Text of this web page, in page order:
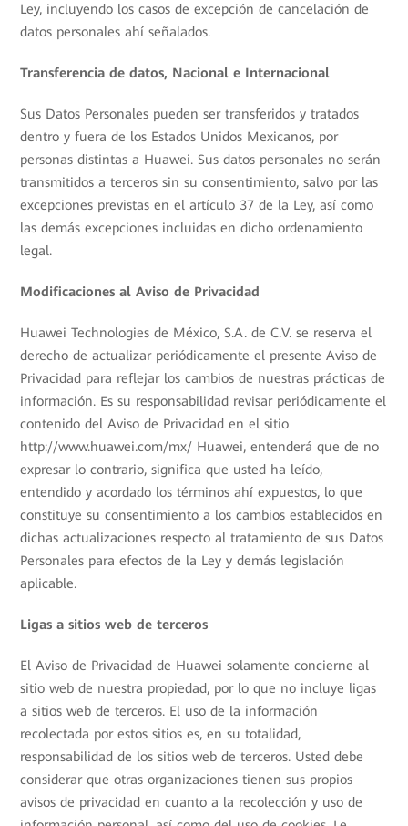
Ley, incluyendo los casos de excepción de cancelación de
datos personales ahí señalados.
Transferencia de datos, Nacional e Internacional
Sus Datos Personales pueden ser transferidos y tratados
dentro y fuera de los Estados Unidos Mexicanos, por
personas distintas a Huawei. Sus datos personales no serán
transmitidos a terceros sin su consentimiento, salvo por las
excepciones previstas en el artículo 37 de la Ley, así como
las demás excepciones incluidas en dicho ordenamiento
legal.
Modificaciones al Aviso de Privacidad
Huawei Technologies de México, S.A. de C.V. se reserva el
derecho de actualizar periódicamente el presente Aviso de
Privacidad para reflejar los cambios de nuestras prácticas de
información. Es su responsabilidad revisar periódicamente el
contenido del Aviso de Privacidad en el sitio
http://www.huawei.com/mx/ Huawei, entenderá que de no
expresar lo contrario, significa que usted ha leído,
entendido y acordado los términos ahí expuestos, lo que
constituye su consentimiento a los cambios establecidos en
dichas actualizaciones respecto al tratamiento de sus Datos
Personales para efectos de la Ley y demás legislación
aplicable.
Ligas a sitios web de terceros
El Aviso de Privacidad de Huawei solamente concierne al
sitio web de nuestra propiedad, por lo que no incluye ligas
a sitios web de terceros. El uso de la información
recolectada por estos sitios es, en su totalidad,
responsabilidad de los sitios web de terceros. Usted debe
considerar que otras organizaciones tienen sus propios
avisos de privacidad en cuanto a la recolección y uso de